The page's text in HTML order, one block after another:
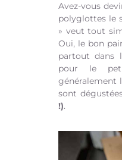
Avez-vous
polyglottes le
» veut tout
Oui, le bon
partout dans
pour le
généralement
sont
!).